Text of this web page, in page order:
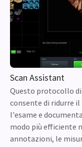
Scan Assistant
Questo protocollo
consente di ridurre
l'esame e
modo più efficiente
annotazioni, le